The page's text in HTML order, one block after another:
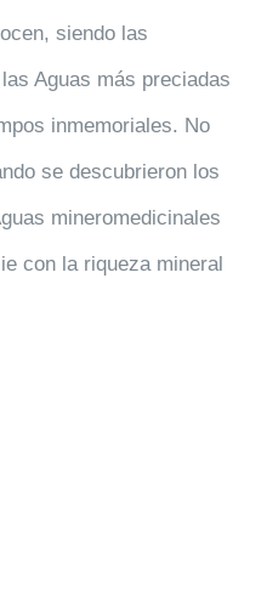
siendo las
Aguas más preciadas
inmemoriales. No
se descubrieron los
mineromedicinales
con la riqueza mineral